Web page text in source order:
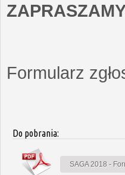
Formularz
Do pobrania:
SAGA 2018 -